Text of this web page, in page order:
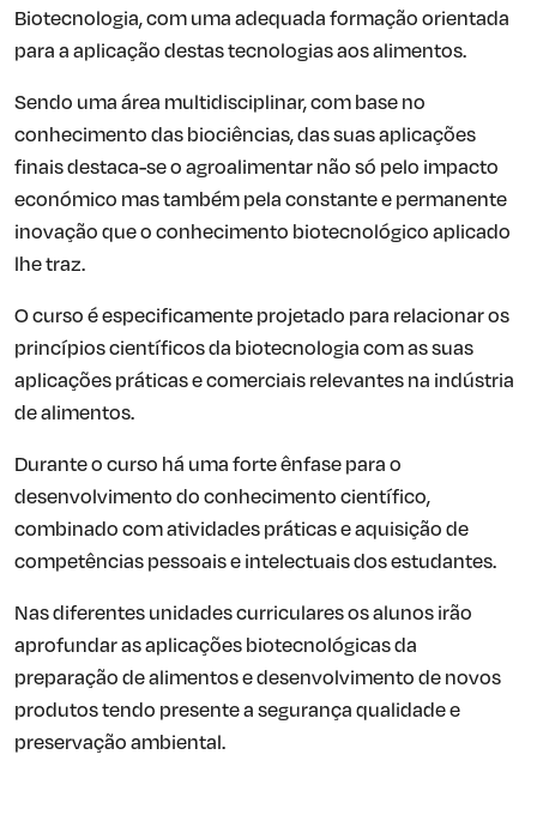
Biotecnologia, com uma adequada formação orientada
para a aplicação destas tecnologias aos alimentos.
Sendo uma área multidisciplinar, com base no
conhecimento das biociências, das suas aplicações
finais destaca-se o agroalimentar não só pelo impacto
económico mas também pela constante e permanente
inovação que o conhecimento biotecnológico aplicado
lhe traz.
O curso é especificamente projetado para relacionar os
princípios científicos da biotecnologia com as suas
aplicações práticas e comerciais relevantes na indústria
de alimentos.
Durante o curso há uma forte ênfase para o
desenvolvimento do conhecimento científico,
combinado com atividades práticas e aquisição de
competências pessoais e intelectuais dos estudantes.
Nas diferentes unidades curriculares os alunos irão
aprofundar as aplicações biotecnológicas da
preparação de alimentos e desenvolvimento de novos
produtos tendo presente a segurança qualidade e
preservação ambiental.